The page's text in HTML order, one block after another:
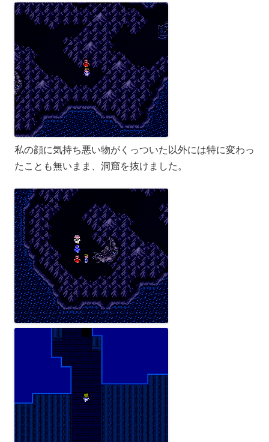
私の顔に気持ち悪い物がくっついた以外には特に変わっ
たことも無いまま、洞窟を抜けました。